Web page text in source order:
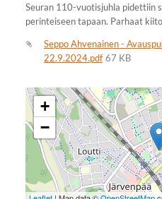
Seuran 110-vuotisjuhla pidettiin
perinteiseen tapaan. Parhaat
Seppo Ahvenainen -
22.9.2024.pdf 67 KB
+
−